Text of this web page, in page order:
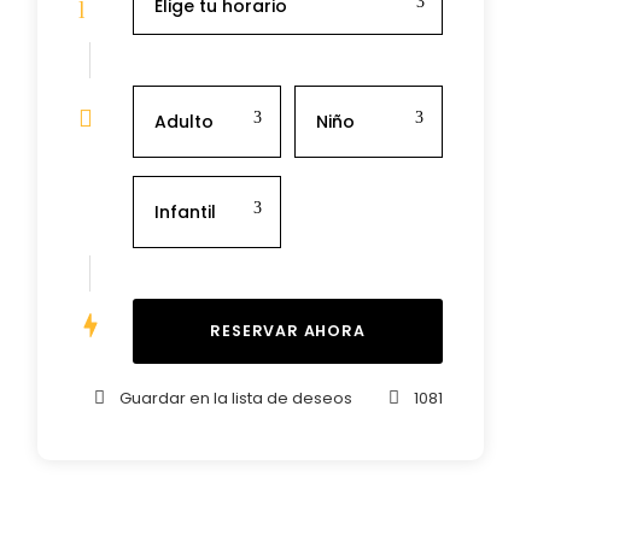
Elige tu horario
Guardar en la lista de deseos 1081